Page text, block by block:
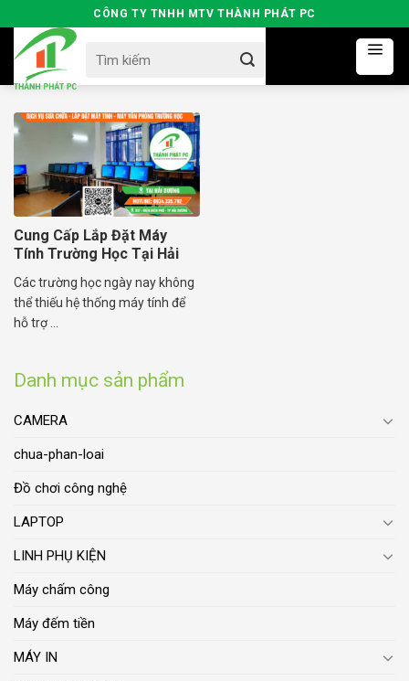
to
content
CÔNG TY TNHH MTV THÀNH PHÁT PC
for:
Danh mục sản phẩm
CAMERA
chua-phan-loai
Đồ chơi công nghệ
LAPTOP
LINH PHỤ KIỆN
Máy chấm công
Máy đếm tiền
MÁY IN
Cung Cấp Lắp Đặt Máy
Tính Trường Học Tại Hải
Các trường học ngày nay không
thể thiếu hệ thống máy tính để
hỗ trợ ...